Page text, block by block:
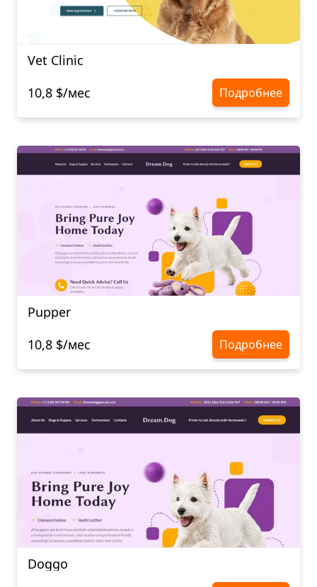
Vet Clinic
10,8 $/мес
Подробнее
Pupper
10,8 $/мес
Подробнее
Doggo